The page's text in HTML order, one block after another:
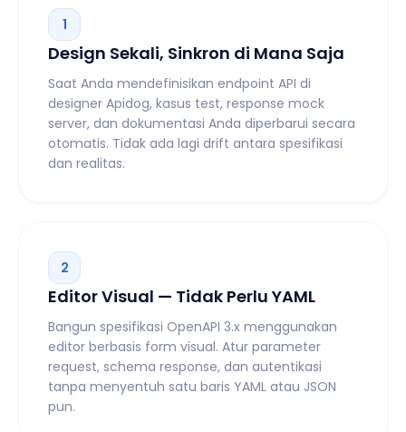
1
Design Sekali, Sinkron di Mana Saja
Saat Anda mendefinisikan endpoint API di
designer Apidog, kasus test, response mock
server, dan dokumentasi Anda diperbarui secara
otomatis. Tidak ada lagi drift antara spesifikasi
dan realitas.
2
Editor Visual — Tidak Perlu YAML
Bangun spesifikasi OpenAPI 3.x menggunakan
editor berbasis form visual. Atur parameter
request, schema response, dan autentikasi
tanpa menyentuh satu baris YAML atau JSON
pun.